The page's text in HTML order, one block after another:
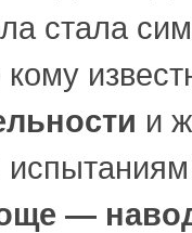
стала
и
—